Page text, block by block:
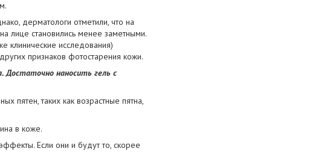
дерматологи отметили, что на
лице становились менее заметными.
клинические исследования)
признаков фотостарения кожи.
Достаточно наносить гель с
пятен, таких как возрастные пятна,
в коже.
Если они и будут то, скорее